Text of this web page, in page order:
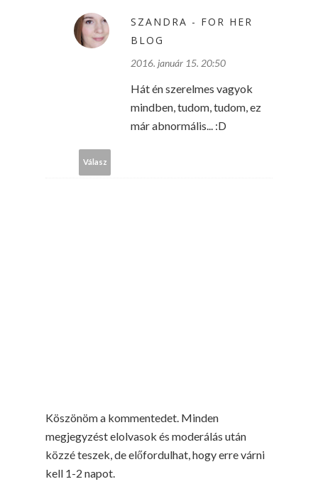
SZANDRA - FOR HER
BLOG
2016. január 15. 20:50
Hát én szerelmes vagyok
mindben, tudom, tudom, ez
már abnormális... :D
Válasz
Köszönöm a kommentedet. Minden
megjegyzést elolvasok és moderálás után
közzé teszek, de előfordulhat, hogy erre várni
kell 1-2 napot.